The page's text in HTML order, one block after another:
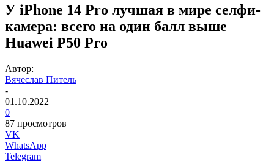
У iPhone 14 Pro лучшая в мире селфи-
камера: всего на один балл выше
Huawei P50 Pro
Автор:
Вячеслав Питель
-
01.10.2022
0
87 просмотров
VK
WhatsApp
Telegram